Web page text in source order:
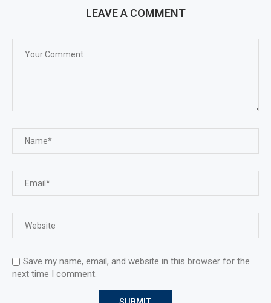
LEAVE A COMMENT
Save my name, email, and website in this browser for the
next time I comment.